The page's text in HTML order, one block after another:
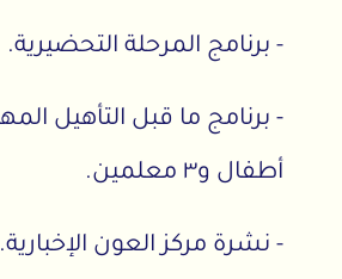
- برنامج المرحلة التحضيرية.
أطفال و٣ معلمين.
- نشرة مركز العون الإخبارية.